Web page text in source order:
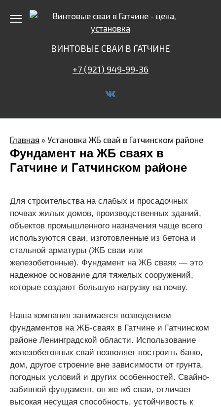
ВИНТОВЫЕ СВАИ В ГАТЧИНЕ
+7 (921) 949-99-36
Главная » Установка ЖБ свай в Гатчинском районе
Фундамент на ЖБ сваях в
Гатчине и Гатчинском районе
Для строительства на слабых и просадочных
почвах жилых домов, производственных зданий,
объектов промышленного назначения чаще всего
используются сваи, изготовленные из бетона и
стальной арматуры (ЖБ сваи или
железобетонные). Фундамент на ЖБ сваях — это
надежное основание для тяжелых сооружений,
которые создают большую нагрузку на почву.
Наша компания занимается возведением
фундаментов на ЖБ-сваях в Гатчине и Гатчинском
районе Ленинградской области. Использование
железобетонных свай позволяет построить баню,
дом, другое строение вне зависимости от грунта,
погодных условий и других особенностей. Свайно-
забивной фундамент, он же жб сваи, отличает
высокая несущая способность, устойчивость к